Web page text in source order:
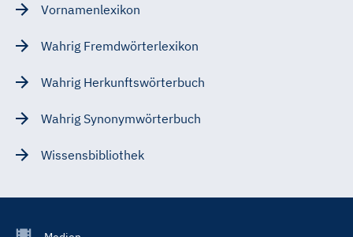
Vornamenlexikon
Wahrig Fremdwörterlexikon
Wahrig Herkunftswörterbuch
Wahrig Synonymwörterbuch
Wissensbibliothek